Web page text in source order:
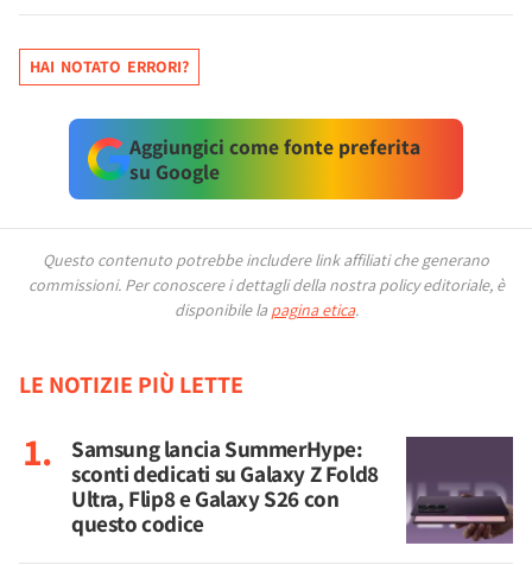
HAI NOTATO ERRORI?
Aggiungici come fonte preferita
su Google
Questo contenuto potrebbe includere link affiliati che generano
commissioni. Per conoscere i dettagli della nostra policy editoriale, è
disponibile la pagina etica.
LE NOTIZIE PIÙ LETTE
Samsung lancia SummerHype:
sconti dedicati su Galaxy Z Fold8
Ultra, Flip8 e Galaxy S26 con
questo codice